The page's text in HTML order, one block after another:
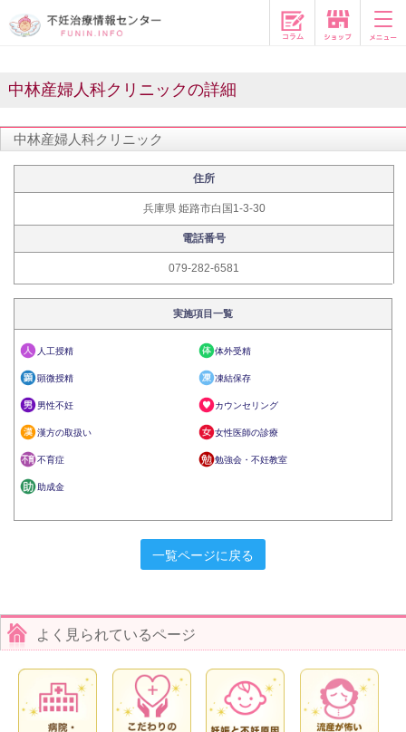
コラム
中林産婦人科クリニックの詳細
中林産婦人科クリニック
住所
兵庫県 姫路市白国1-3-30
電話番号
079-282-6581
実施項目一覧
人工授精 体外受精
顕微授精 凍結保存
男性不妊 カウンセリング
漢方の取扱い 女性医師の診療
不育症 勉強会・不妊教室
助成金
一覧ページに戻る
よく見られているページ